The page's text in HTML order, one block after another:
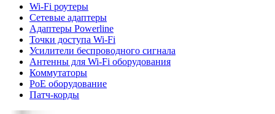
Wi-Fi роутеры
Сетевые адаптеры
Адаптеры Powerline
Точки доступа Wi-Fi
Усилители беспроводного сигнала
Антенны для Wi-Fi оборудования
Коммутаторы
PoE оборудование
Патч-корды